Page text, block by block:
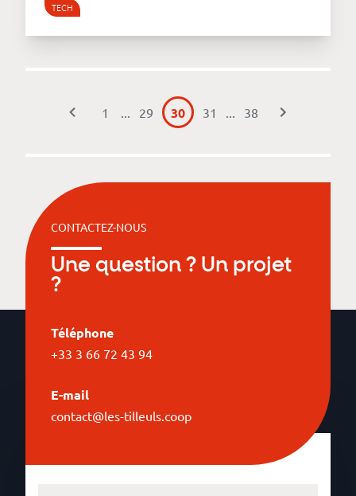
TECH
1 29 30 31 38
CONTACTEZ-NOUS
Une question ? Un projet
?
Téléphone
+33 3 66 72 43 94
E-mail
contact@les-tilleuls.coop